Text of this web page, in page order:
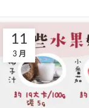
11
3 月